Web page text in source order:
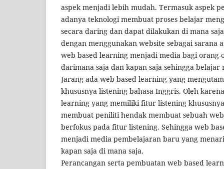
aspek menjadi lebih mudah. Termasuk aspek
adanya teknologi membuat proses belajar
secara daring dan dapat dilakukan di mana
dengan menggunakan website sebagai sarana
web based learning menjadi media bagi
darimana saja dan kapan saja sehingga
Jarang ada web based learning yang
khususnya listening bahasa Inggris. Oleh
learning yang memiliki fitur listening
membuat peniliti hendak membuat sebuah
berfokus pada fitur listening. Sehingga web
menjadi media pembelajaran baru yang
kapan saja di mana saja.
Perancangan serta pembuatan web based